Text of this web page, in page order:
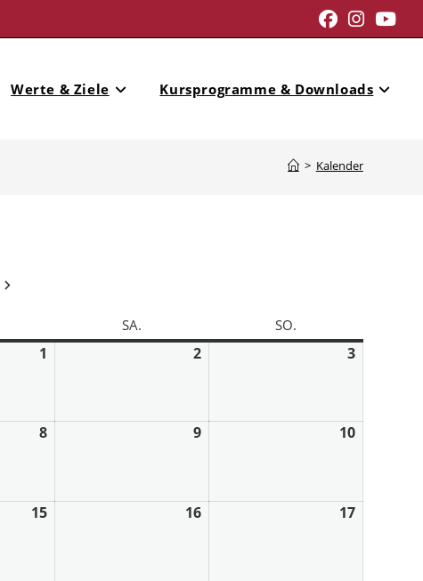
Werte & Ziele Kursprogramme & Downloads
> Kalender
SA. SO.
1 2 3
8 9 10
15 16 17